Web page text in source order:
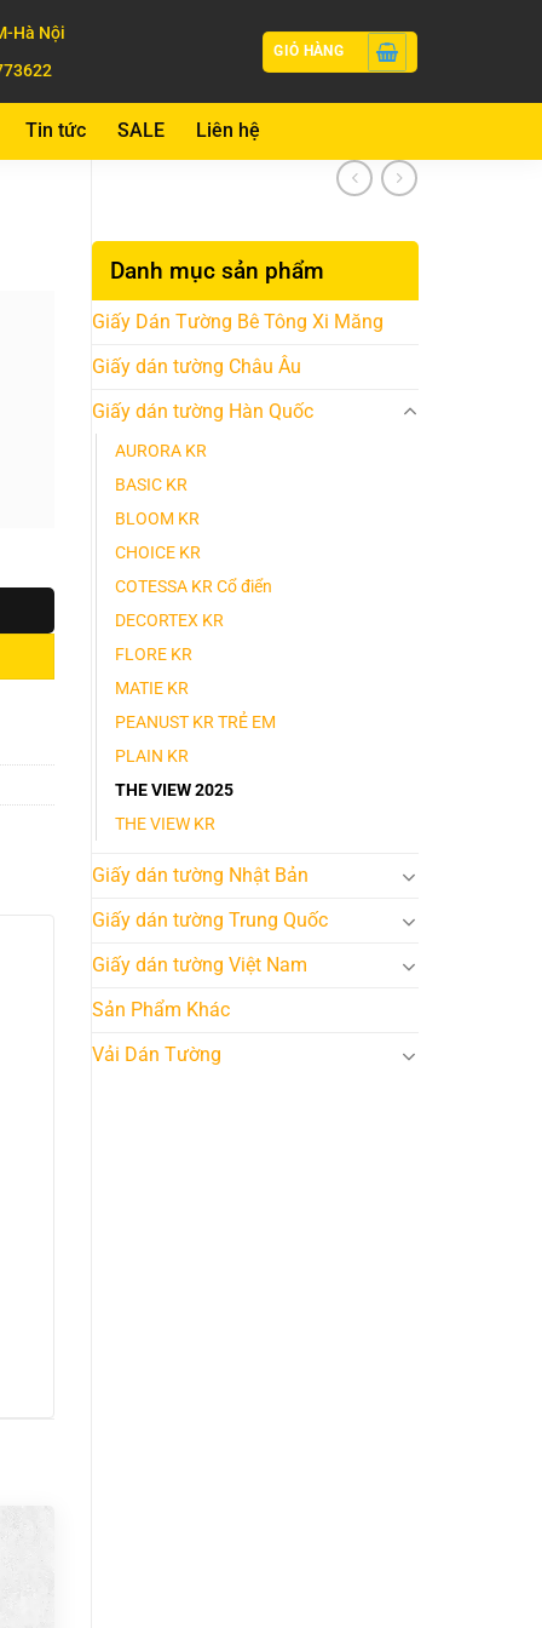
Hà Nội
GIỎ HÀNG
Tin tức SALE Liên hệ
Danh mục sản phẩm
Giấy Dán Tường Bê Tông Xi Măng
Giấy dán tường Châu Âu
Giấy dán tường Hàn Quốc
AURORA KR
BASIC KR
BLOOM KR
CHOICE KR
COTESSA KR Cổ điển
DECORTEX KR
FLORE KR
MATIE KR
PEANUST KR TRẺ EM
PLAIN KR
THE VIEW 2025
THE VIEW KR
Giấy dán tường Nhật Bản
Giấy dán tường Trung Quốc
Giấy dán tường Việt Nam
Sản Phẩm Khác
Vải Dán Tường